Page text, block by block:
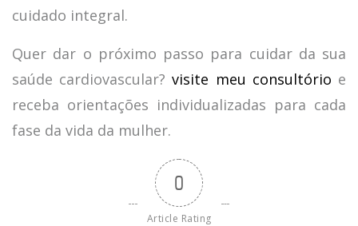
cuidado integral.
Quer dar o próximo passo para cuidar da sua
saúde cardiovascular?visite meu consultório e
receba orientações individualizadas para cada
fase da vida da mulher.
0
Article Rating